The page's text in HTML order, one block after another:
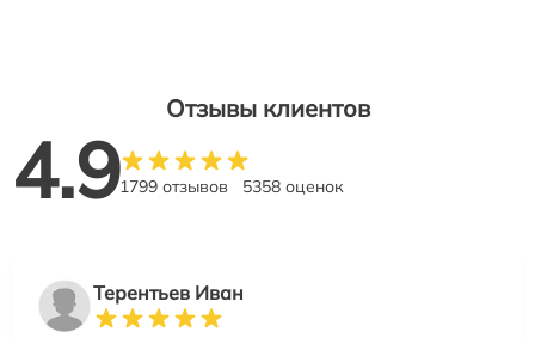
Отзывы клиентов
4.91799 отзывов 5358 оценок
Терентьев Иван